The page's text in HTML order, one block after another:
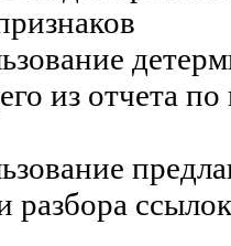
из отчета
разбора